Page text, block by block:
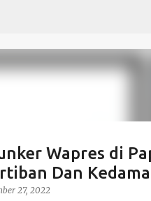
Wapres di
Dan
27, 2022